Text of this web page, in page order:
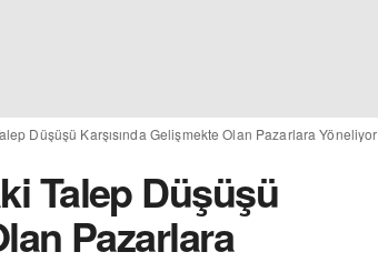
Düşüşü Karşısında Gelişmekte Olan Pazarlara Yöneliyor
Talep Düşüşü
Pazarlara